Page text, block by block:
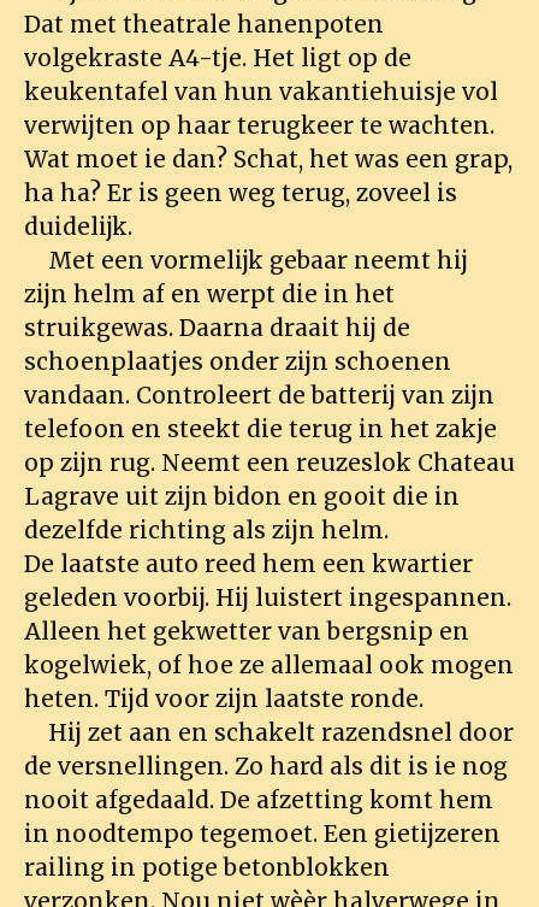
Dat met theatrale hanenpoten
volgekraste A4-tje. Het ligt op de
keukentafel van hun vakantiehuisje vol
verwijten op haar terugkeer te wachten.
Wat moet ie dan? Schat, het was een grap,
ha ha? Er is geen weg terug, zoveel is
duidelijk.
Met een vormelijk gebaar neemt hij
zijn helm af en werpt die in het
struikgewas. Daarna draait hij de
schoenplaatjes onder zijn schoenen
vandaan. Controleert de batterij van zijn
telefoon en steekt die terug in het zakje
op zijn rug. Neemt een reuzeslok Chateau
Lagrave uit zijn bidon en gooit die in
dezelfde richting als zijn helm.
De laatste auto reed hem een kwartier
geleden voorbij. Hij luistert ingespannen.
Alleen het gekwetter van bergsnip en
kogelwiek, of hoe ze allemaal ook mogen
heten. Tijd voor zijn laatste ronde.
Hij zet aan en schakelt razendsnel door
de versnellingen. Zo hard als dit is ie nog
nooit afgedaald. De afzetting komt hem
in noodtempo tegemoet. Een gietijzeren
railing in potige betonblokken